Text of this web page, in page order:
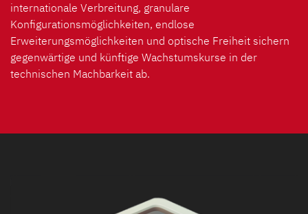
internationale Verbreitung, granulare
Konfigurationsmöglichkeiten, endlose
Erweiterungsmöglichkeiten und optische Freiheit sichern
gegenwärtige und künftige Wachstumskurse in der
technischen Machbarkeit ab.